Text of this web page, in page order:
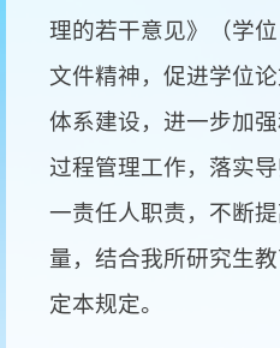
理的若干意见》（学位
文件精神，促进学位
体系建设，进一步加
过程管理工作，落实
一责任人职责，不断
量，结合我所研究生
定本规定。